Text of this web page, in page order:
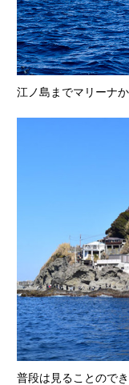
江ノ島までマリーナ
普段は見ることので